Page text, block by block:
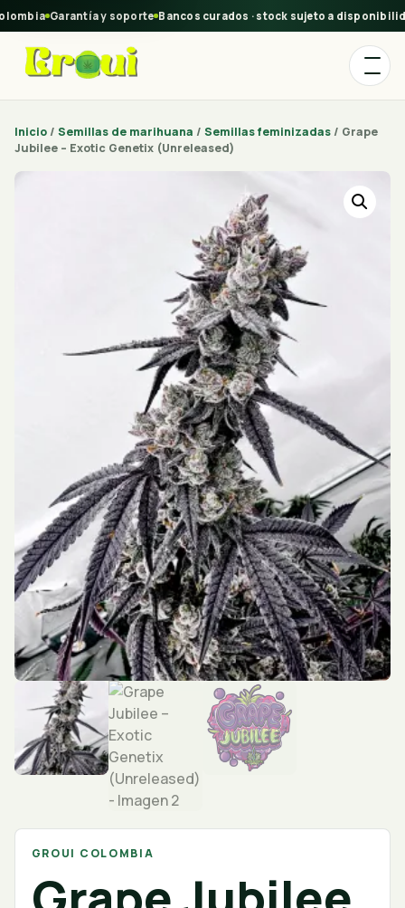
Garantía y soporte Bancos curados · stock sujeto a
Inicio / Semillas de marihuana / Semillas feminizadas / Grape
Jubilee – Exotic Genetix (Unreleased)
GROUI COLOMBIA